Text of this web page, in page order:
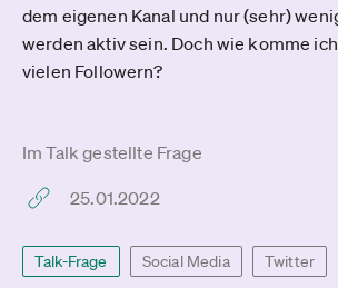
dem eigenen Kanal und nur (sehr)
werden aktiv sein. Doch wie komme
vielen Followern?
Im Talk gestellte Frage
25.01.2022
Talk-Frage Social Media Twitter